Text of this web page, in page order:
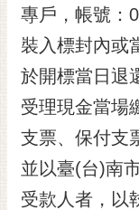
專戶，帳號：
裝入標封內或
於開標當日退
受理現金當場
支票、保付支
並以臺(台)南
受款人者，